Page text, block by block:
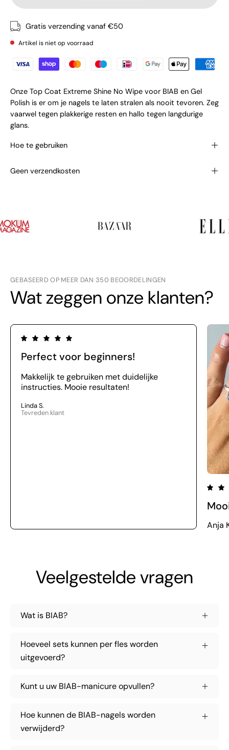
Gratis verzending vanaf €50
Artikel is niet op voorraad
Onze Top Coat Extreme Shine No Wipe voor BIAB en Gel
Polish is er om je nagels te laten stralen als nooit tevoren. Zeg
vaarwel tegen plakkerige resten en hallo tegen langdurige
glans.
Hoe te gebruiken
Geen verzendkosten
GEBASEERD OP MEER DAN 350 BEOORDELINGEN
Wat zeggen onze klanten?
Perfect voor beginners!
Makkelijk te gebruiken met duidelijke
instructies. Mooie resultaten!
Linda S.
Tevreden klant
Anja
Veelgestelde vragen
Wat is BIAB?
Hoeveel sets kunnen per fles worden
uitgevoerd?
Kunt u uw BIAB-manicure opvullen?
Hoe kunnen de BIAB-nagels worden
verwijderd?